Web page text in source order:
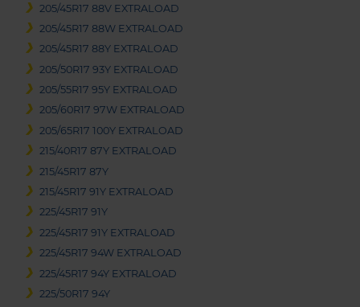
205/45R17 88V EXTRALOAD
205/45R17 88W EXTRALOAD
205/45R17 88Y EXTRALOAD
205/50R17 93Y EXTRALOAD
205/55R17 95Y EXTRALOAD
205/60R17 97W EXTRALOAD
205/65R17 100Y EXTRALOAD
215/40R17 87Y EXTRALOAD
215/45R17 87Y
215/45R17 91Y EXTRALOAD
225/45R17 91Y
225/45R17 91Y EXTRALOAD
225/45R17 94W EXTRALOAD
225/45R17 94Y EXTRALOAD
225/50R17 94Y